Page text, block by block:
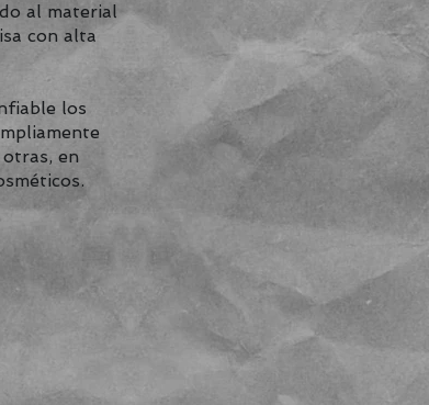
al material
con alta
los
en